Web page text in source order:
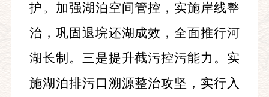
护。加强湖泊空间管控，实施岸线整
治，巩固退垸还湖成效，全面推行河
湖长制。三是提升截污控污能力。实
施湖泊排污口溯源整治攻坚，实行入